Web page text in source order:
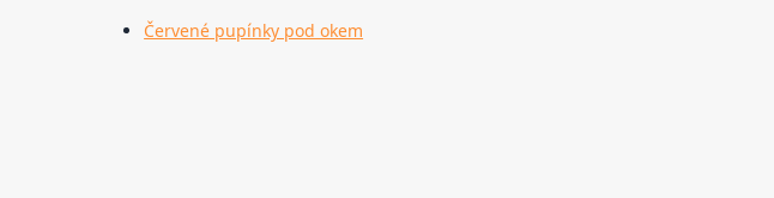
Červené pupínky pod okem